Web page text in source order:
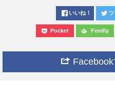
いいね！
Pocket Feedly